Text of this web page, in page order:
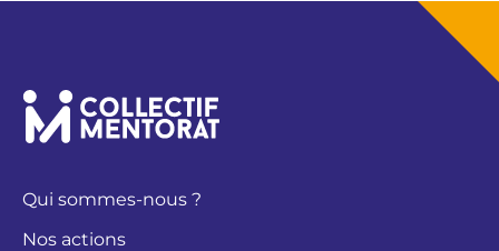
Qui sommes-nous ?
Nos actions